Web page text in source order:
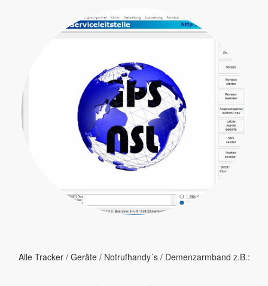
Alle Tracker / Geräte / Notrufhandy´s / Demenzarmband z.B.: